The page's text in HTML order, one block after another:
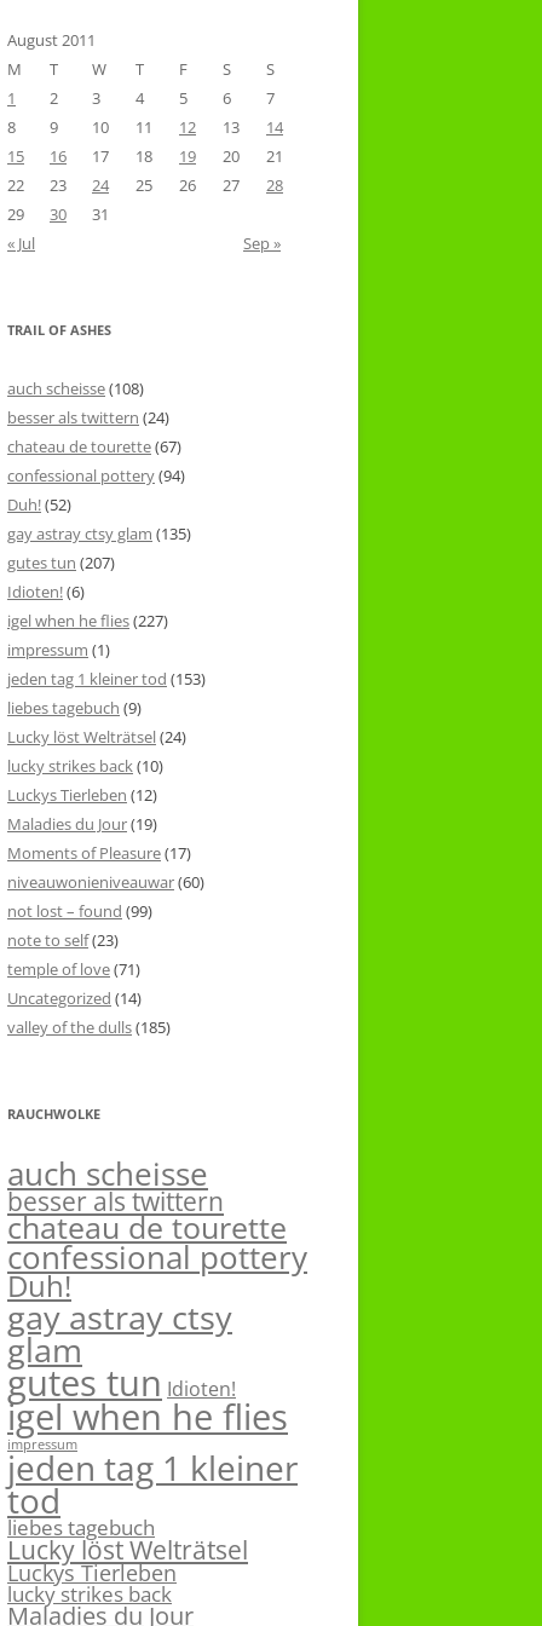
August 2011
M
T W T F S
S
1
2 3 4 5 6
7
8
9 10 11 12 13
14
15
16 17 18 19 20
21
22
23 24 25 26 27
28
29
30
31
« Jul
Sep »
TRAIL OF ASHES
auch scheisse(108)
besser als twittern (24)
chateau de tourette(67)
confessional pottery(94)
Duh!(52)
gay astray ctsy glam (135)
gutes tun (207)
Idioten!(6)
igel when he flies(227)
impressum (1)
jeden tag 1 kleiner tod (153)
liebes tagebuch (9)
Lucky löst Welträtsel(24)
lucky strikes back(10)
Luckys Tierleben (12)
Maladies du Jour(19)
Moments of Pleasure(17)
niveauwonieniveauwar(60)
not lost – found (99)
note to self(23)
temple of love(71)
Uncategorized (14)
valley of the dulls(185)
RAUCHWOLKE
auch scheisse
besser als twittern
chateau de tourette
confessional pottery
Duh!
gay astray ctsy
glam
gutes tun Idioten!
igel when he flies
impressum
jeden tag 1 kleiner
tod
liebes tagebuch
Lucky löst Welträtsel
Luckys Tierleben
lucky strikes back
Maladies du Jour